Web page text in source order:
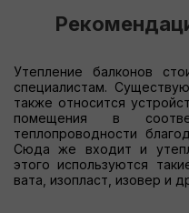
Утепление балконов
специалистам.
также относится
помещения в
теплопроводности
Сюда же входит и
этого используются
вата, изопласт, изовер и